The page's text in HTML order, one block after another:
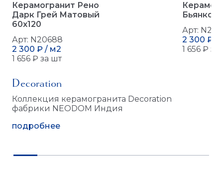
Керамогранит Рено
Дарк Грей Матовый
60x120
Арт: N20688
2 300 ₽ / м2
1 656 ₽ за шт
Бьянко
Арт:
2 300 ₽ /
1 656 ₽ за
Decoration
Коллекция керамогранита Decoration
фабрики NEODOM Индия
подробнее